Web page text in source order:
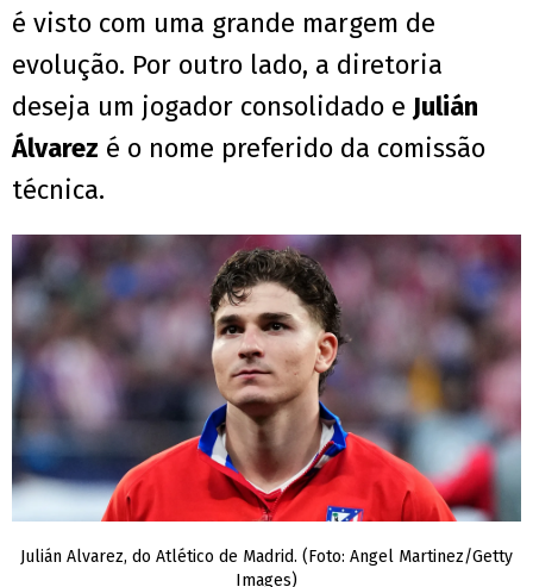
é visto com uma grande margem de
evolução. Por outro lado, a diretoria
deseja um jogador consolidado e Julián
Álvarez é o nome preferido da comissão
técnica.
Julián Alvarez, do Atlético de Madrid. (Foto: Angel Martinez/Getty
Images)